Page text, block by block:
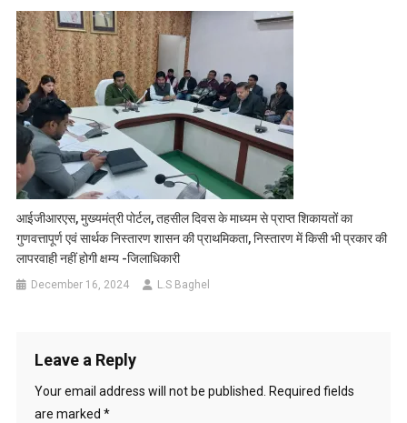
आईजीआरएस, मुख्यमंत्री पोर्टल, तहसील दिवस के माध्यम से प्राप्त शिकायतों का
गुणवत्तापूर्ण एवं सार्थक निस्तारण शासन की प्राथमिकता, निस्तारण में किसी भी प्रकार की
लापरवाही नहीं होगी क्षम्य -जिलाधिकारी
December 16, 2024 L.S Baghel
Leave a Reply
Your email address will not be published.
Required fields
are marked *